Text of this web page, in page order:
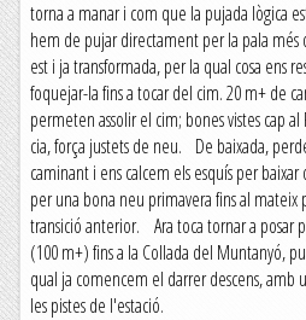
torna a manar i com que la pujada lògica
hem de pujar directament per la pala més
est i ja transformada, per la qual cosa ens
foquejar-la fins a tocar del cim. 20 m+ de
permeten assolir el cim; bones vistes cap al
cia, força justets de neu. De baixada,
caminant i ens calcem els esquís per
per una bona neu primavera fins al mateix
transició anterior. Ara toca tornar a posar
(100 m+) fins a la Collada del Muntanyó,
qual ja comencem el darrer descens, amb
les pistes de l'estació.